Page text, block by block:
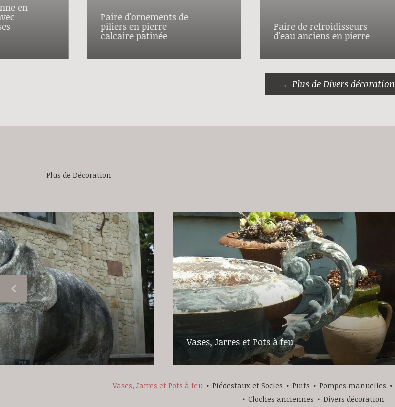
Paire de refroidisseurs
d'eau anciens en pierre
en
Paire d'ornements de
piliers en pierre
calcaire patinée
Plus de Divers décoration
Plus de Décoration
Vases, Jarres et Pots à feu
Vases, Jarres et Pots à feu Piédestaux et Socles Puits Pompes manuelles
Cloches anciennes
Divers décoration